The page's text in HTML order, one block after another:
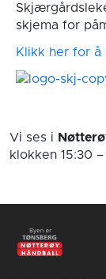
skjema for
Klikk her for å
Vi ses i
klokken 15:30 –